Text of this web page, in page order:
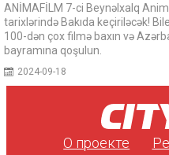
ANİMAFİLM 7-ci Beynəlxalq
tarixlərində Bakıda keçiriləcək!
100-dən çox filmə baxın və
bayramına qoşulun.
2024-09-18
О проекте